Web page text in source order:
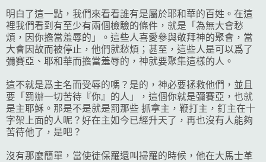
明白了這一點，我們來看看誰有是屬於耶和華的百姓。在這
裡我們看到有至少有兩個檢驗的條件，就是「為無大會愁
煩，因你擔當羞辱的」。這些人喜愛參與敬拜神的聚會，當
大會因故而被停止，他們就愁煩；甚至，這些人是可以爲了
彌賽亞、耶和華而擔當羞辱的，神就要聚集這樣的人。
這不就是爲主名而受辱的嗎？是的，神必要拯救他們，並且
要「罰辦一切苦待『你』的人」，這個你就是彌賽亞，也就
是主耶穌。那是不是就是罰那些 抓拿主，鞭打主，釘主在十
字架上面的人呢？好在主如今已經升天了，再也沒有人能夠
苦待他了，是吧？
沒有那麼簡單，當使徒保羅還叫掃羅的時候，他在大馬士革